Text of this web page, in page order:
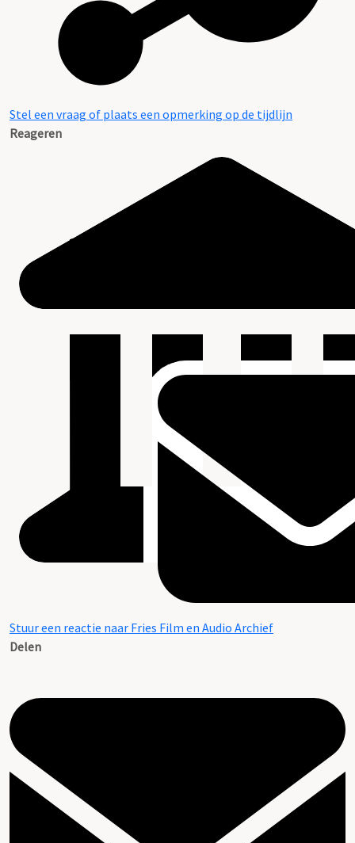
Stel een vraag of plaats een opmerking op de tijdlijn
Reageren
Stuur een reactie naar Fries Film en Audio Archief
Delen